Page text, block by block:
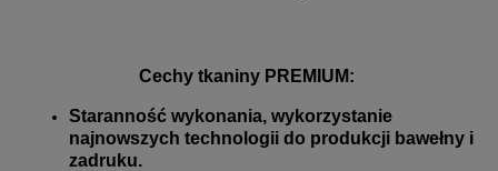
Cechy tkaniny PREMIUM:
Staranność wykonania, wykorzystanie
najnowszych technologii do produkcji bawełny i
zadruku.